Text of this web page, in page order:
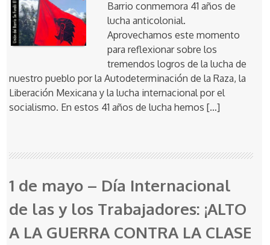
Barrio conmemora 41 años de
lucha anticolonial.
Aprovechamos este momento
para reflexionar sobre los
tremendos logros de la lucha de
nuestro pueblo por la Autodeterminación de la Raza, la
Liberación Mexicana y la lucha internacional por el
socialismo. En estos 41 años de lucha hemos […]
1 de mayo – Día Internacional
de las y los Trabajadores: ¡ALTO
A LA GUERRA CONTRA LA CLASE